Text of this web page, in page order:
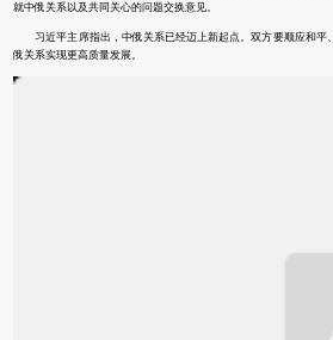
就中俄关系以及共同关心的问题交换意见。
习近平主席指出，中俄关系已经迈上新起点。双方要顺应和平
俄关系实现更高质量发展。